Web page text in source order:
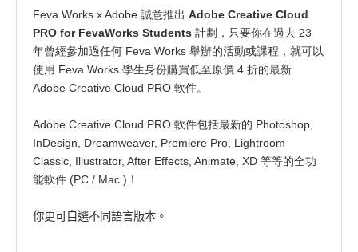
Feva Works x Adobe 誠意推出 Adobe Creative Cloud
PRO for FevaWorks Students 計劃，只要你在過去 23
年曾經參加過任何 Feva Works 舉辦的活動或課程，就可以
使用 Feva Works 學生身份購買低至原價 4 折的最新
Adobe Creative Cloud PRO 軟件。
Adobe Creative Cloud PRO 軟件包括最新的 Photoshop,
InDesign, Dreamweaver, Premiere Pro, Lightroom
Classic, Illustrator, After Effects, Animate, XD 等等的全功
能軟件 (PC / Mac )！
你更可自選不同語言版本。